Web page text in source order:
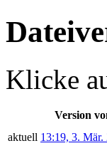
Klicke
Version
aktuell 13:19, 3. Mär.